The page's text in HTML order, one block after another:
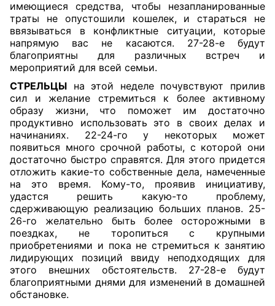
имеющиеся средства, чтобы незапланированные
траты не опустошили кошелек, и стараться не
ввязываться в конфликтные ситуации, которые
напрямую вас не касаются. 27-28-е будут
благоприятны для различных встреч и
мероприятий для всей семьи.
СТРЕЛЬЦЫ на этой неделе почувствуют прилив
сил и желание стремиться к более активному
образу жизни, что поможет им достаточно
продуктивно использовать это в своих делах и
начинаниях. 22-24-го у некоторых может
появиться много срочной работы, с которой они
достаточно быстро справятся. Для этого придется
отложить какие-то собственные дела, намеченные
на это время. Кому-то, проявив инициативу,
удастся решить какую-то проблему,
сдерживающую реализацию больших планов. 25-
26-го желательно быть более осторожными в
поездках, не торопиться с крупными
приобретениями и пока не стремиться к занятию
лидирующих позиций ввиду неподходящих для
этого внешних обстоятельств. 27-28-е будут
благоприятными днями для изменений в домашней
обстановке.